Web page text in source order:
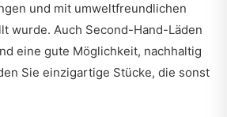
und mit umweltfreundlichen
wurde. Auch Second-Hand-Läden
eine gute Möglichkeit, nachhaltig
Sie einzigartige Stücke, die sonst